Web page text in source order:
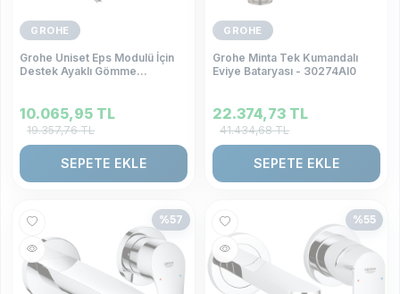
GROHE
Grohe Uniset Eps Modulü İçin
Destek Ayaklı Gömme
10.065,95 TL
19.357,76TL
SEPETE EKLE
GROHE
Grohe Minta Tek Kumandalı
Eviye Bataryası - 30274Al0
22.374,73 TL
41.434,68TL
SEPETE EKLE
%57 %55